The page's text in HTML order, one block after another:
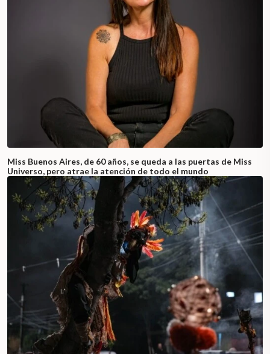
Miss Buenos Aires, de 60 años, se queda a las puertas de Miss
Universo, pero atrae la atención de todo el mundo